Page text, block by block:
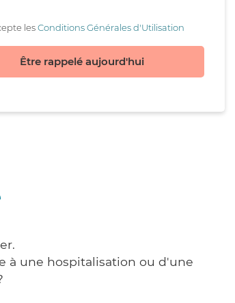
lesConditions Générales d'Utilisation
Être rappelé aujourd'hui
à une hospitalisation ou d'une